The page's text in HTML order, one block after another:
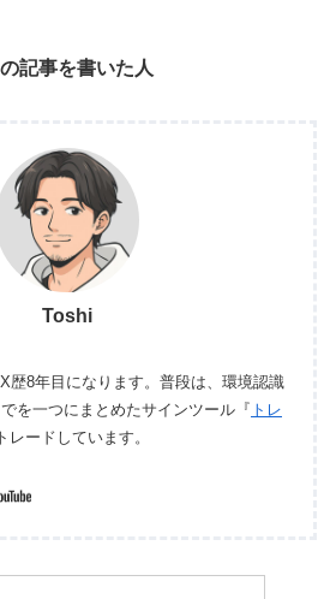
記事を書いた人
Toshi
歴8年目になります。普段は、環境認識
を一つにまとめたサインツール『 トレ
レードしています。